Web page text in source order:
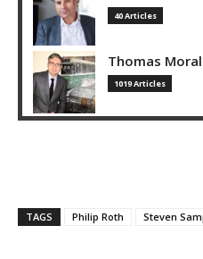
40 Articles
Thomas
1019 Articles
TAGS Philip Roth Steven